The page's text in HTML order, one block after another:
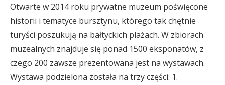
Otwarte w 2014 roku prywatne muzeum poświęcone
historii i tematyce bursztynu, którego tak chętnie
turyści poszukują na bałtyckich plażach. W zbiorach
muzealnych znajduje się ponad 1500 eksponatów, z
czego 200 zawsze prezentowana jest na wystawach.
Wystawa podzielona została na trzy części: 1.